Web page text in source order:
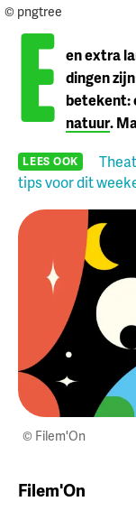
© pngtree
E en extra
dingen
betekent:
natuur.
LEES OOK
tips voor dit
© Filem'On
Filem'On